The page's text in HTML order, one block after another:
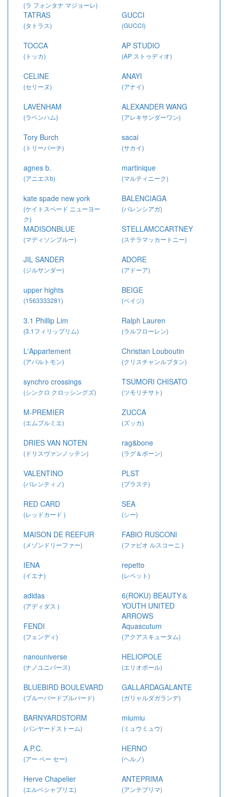
(ラ フォンタナ マジョーレ)
TATRAS
(タトラス)
GUCCI
(GUCCI)
TOCCA
(トッカ)
AP STUDIO
(AP ストゥディオ)
CELINE
(セリーヌ)
ANAYI
(アナイ)
LAVENHAM
(ラベンハム)
ALEXANDER WANG
(アレキサンダーワン)
Tory Burch
(トリーバーチ)
sacai
(サカイ)
agnes b.
(アニエスb)
martinique
(マルティニーク)
kate spade new york
(ケイトスペード ニューヨー
ク)
BALENCIAGA
(バレンシアガ)
MADISONBLUE
(マディソンブルー)
STELLAMCCARTNEY
(ステラマッカートニー)
JIL SANDER
(ジルサンダー)
ADORE
(アドーア)
upper hights
(1563333281)
BEIGE
(ベイジ)
3.1 Phillip Lim
(3.1フィリップリム)
Ralph Lauren
(ラルフローレン)
L'Appartement
(アパルトモン)
Christian Louboutin
(クリスチャンルブタン)
synchro crossings
(シンクロ クロッシングズ)
TSUMORI CHISATO
(ツモリチサト)
M-PREMIER
(エムプルミエ)
ZUCCA
(ズッカ)
DRIES VAN NOTEN
(ドリスヴァンノッテン)
rag&bone
(ラグ＆ボーン)
VALENTINO
(バレンティノ)
PLST
(プラステ)
RED CARD
(レッドカード )
SEA
(シー)
MAISON DE REEFUR
(メゾンドリーファー)
FABIO RUSCONI
(ファビオ ルスコーニ )
IENA
(イエナ)
repetto
(レペット)
adidas
(アディダス )
6(ROKU) BEAUTY＆
YOUTH UNITED
ARROWS
(ロク ビューティアンドユース
ユナイテッドアローズ)
FENDI
(フェンディ)
Aquascutum
(アクアスキュータム)
nanouniverse
(ナノユニバース)
HELIOPOLE
(エリオポール)
BLUEBIRD BOULEVARD
(ブルーバードブルバード)
GALLARDAGALANTE
(ガリャルダガランデ)
BARNYARDSTORM
(バンヤードストーム)
miumiu
(ミュウミュウ)
A.P.C.
(アー ペー セー)
HERNO
(ヘルノ)
Herve Chapelier
(エルベシャプリエ)
ANTEPRIMA
(アンテプリマ)